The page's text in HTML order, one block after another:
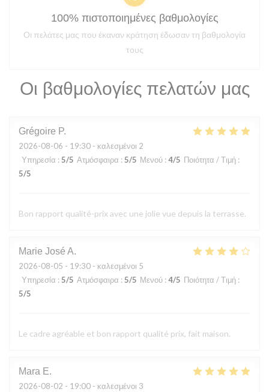
Οι βαθμολογίες πελατών μας
Grégoire P
2026-08-06 - 19:30 - καλεσμένοι 2
Υπηρεσία : 5/5 Ατμόσφαιρα : 5/5 Μενού : 4/5 Ποιότητα / Τιμή :
5/5
Bon rapport qualité-prix avec une jolie vue depuis la terrasse.
Marie José A
2026-08-05 - 19:30 - καλεσμένοι 5
Υπηρεσία : 5/5 Ατμόσφαιρα : 5/5 Μενού : 4/5 Ποιότητα / Τιμή :
5/5
Le cadre agréable et bon rapport qualité prix, fait maison.
Mara E
2026-08-02 - 19:00 - καλεσμένοι 3
100% πιστοποιημένες βαθμολογίες
Οι πελάτες μας που έκαναν κράτηση έδωσαν τη βαθμολογία
τους